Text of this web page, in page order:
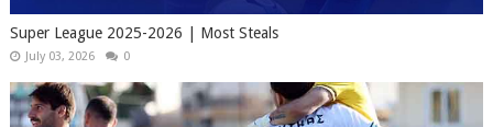
Super League 2025-2026 | Most Steals
July 03, 2026 0